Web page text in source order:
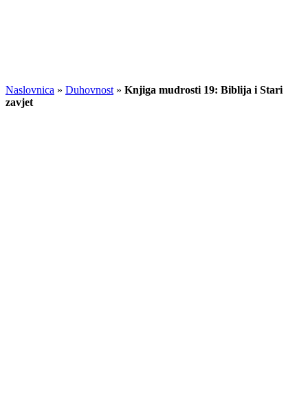
Naslovnica » Duhovnost » Knjiga mudrosti 19: Biblija i Stari
zavjet